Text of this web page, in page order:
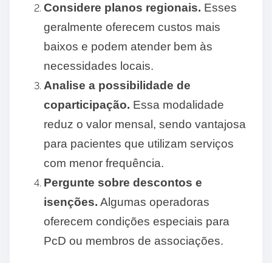
Considere planos regionais. Esses
geralmente oferecem custos mais
baixos e podem atender bem às
necessidades locais.
Analise a possibilidade de
coparticipação. Essa modalidade
reduz o valor mensal, sendo vantajosa
para pacientes que utilizam serviços
com menor frequência.
Pergunte sobre descontos e
isenções. Algumas operadoras
oferecem condições especiais para
PcD ou membros de associações.